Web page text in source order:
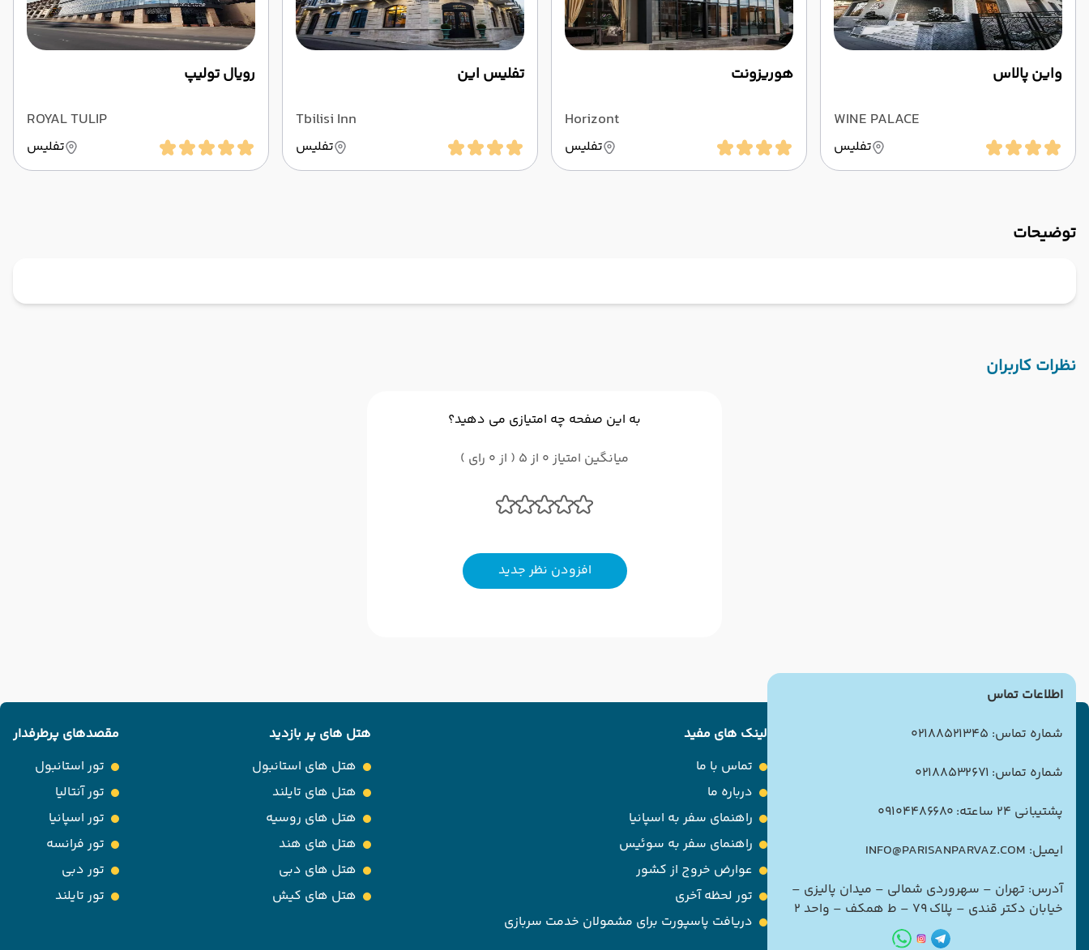
واین پالاس
WINE PALACE
تفلیس
هوریزونت
Horizont
تفلیس
تفلیس این
Tbilisi Inn
تفلیس
رویال تولیپ
ROYAL TULIP
تفلیس
توضیحات
نظرات کاربران
به این صفحه چه امتیازی می دهید؟
میانگین امتیاز 0 از 5 ( از 0 رای )
افزودن نظر جدید
اطلاعات تماس
شماره تماس: 02188521345
شماره تماس: 02188532671
پشتیبانی 24 ساعته: 09104486680
ایمیل: INFO@PARISANPARVAZ.COM
آدرس: تهران – سهروردی شمالی – میدان پالیزی –
خیابان دکتر قندی – پلاک ۷۹ – ط همکف – واحد ۲
لینک های مفید
تماس با ما
درباره ما
راهنمای سفر به اسپانیا
راهنمای سفر به سوئیس
عوارض خروج از کشور
تور لحظه آخری
دریافت پاسپورت برای مشمولان خدمت سربازی
هتل های پر بازدید
هتل های استانبول
هتل های تایلند
هتل های روسیه
هتل های هند
هتل های دبی
هتل های کیش
مقصدهای پرطرفدار
تور استانبول
تور آنتالیا
تور اسپانیا
تور فرانسه
تور دبی
تور تایلند